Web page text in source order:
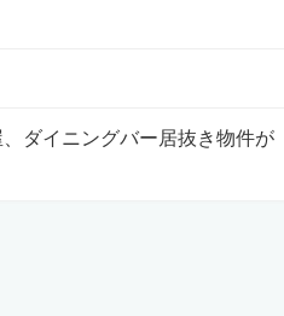
、ダイニングバー居抜き物件が